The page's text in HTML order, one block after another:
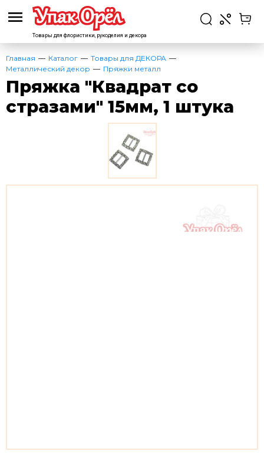
Товары для флористики, рукоделия и декора
Главная Каталог
Товары для ДЕКОРА
Металлический декор
Пряжки металл
Пряжка "Квадрат со
стразами" 15мм, 1 штука